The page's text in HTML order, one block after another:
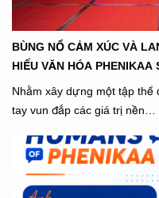
BÙNG NỔ CẢM XÚC VÀ
HIỂU VĂN HÓA PHENIKAA
Nhằm xây dựng một tập thể
tay vun đắp các giá trị nền…